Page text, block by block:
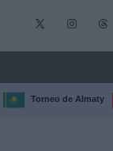
Torneo de Almaty